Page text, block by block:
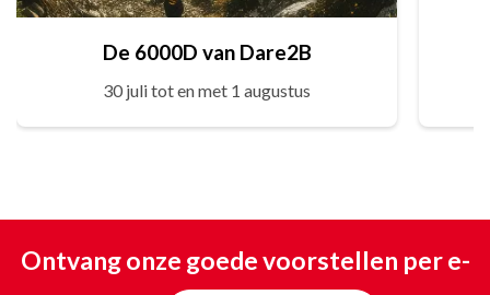
De 6000D van Dare2B
30 juli tot en met 1 augustus
Ontvang onze goede voorstellen per e-